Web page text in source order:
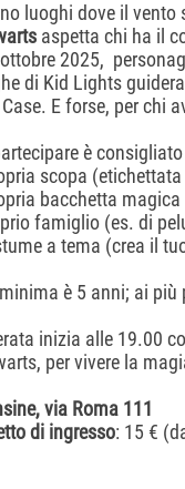
luoghi dove il vento
aspetta chi ha il
2025,
di Kid Lights
E forse, per chi
è
scopa
bacchetta
famiglio (es. di
a tema (crea il
è 5 anni; ai
inizia alle 19.00
per vivere la
via Roma 111
di ingresso: 15 €